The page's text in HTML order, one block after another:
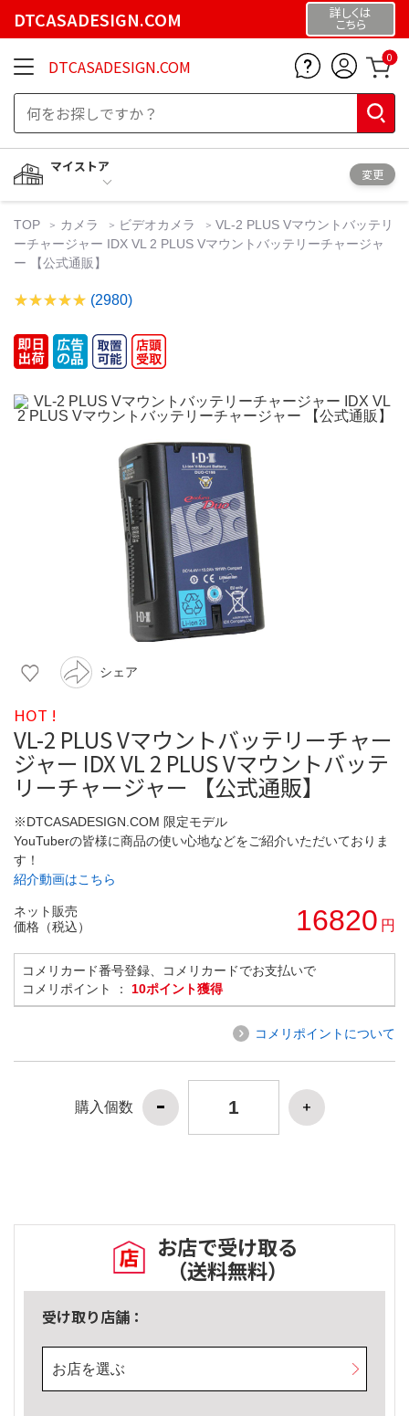
DTCASADESIGN.COM 詳しくは
こちら
DTCASADESIGN.COM 0
マイストア
変更
TOP カメラ ビデオカメラ
VL-2 PLUS Vマウントバッテリ
ーチャージャー IDX VL 2 PLUS Vマウントバッテリーチャージャ
ー 【公式通販】
(2980)
シェア
HOT !
VL-2 PLUS Vマウントバッテリーチャー
ジャー IDX VL 2 PLUS Vマウントバッテ
リーチャージャー 【公式通販】
※DTCASADESIGN.COM 限定モデル
YouTuberの皆様に商品の使い心地などをご紹介いただいておりま
す！
紹介動画はこちら
ネット販売
価格（税込）
16820 円
コメリカード番号登録、コメリカードでお支払いで
コメリポイント ： 10ポイント獲得
コメリポイントについて
購入個数
お店で受け取る
（送料無料）
受け取り店舗：
お店を選ぶ